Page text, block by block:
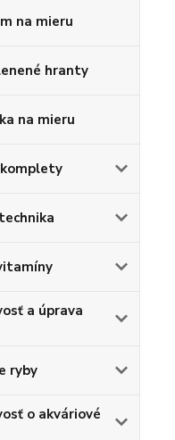
na mieru
hranty
na mieru
a úprava
ryby
o akváriové